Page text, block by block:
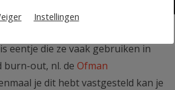
ingewikkeld te maken, kan je best
eentje die ze vaak gebruiken in
burn-out, nl. de Ofman
je dit hebt vastgesteld kan je
Instellingen